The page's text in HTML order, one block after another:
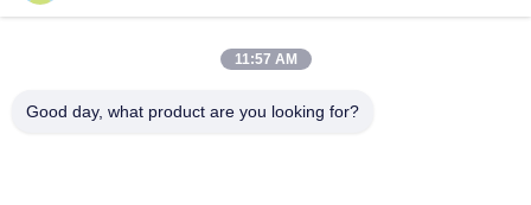
GUANGDONG SHANAN TECHNOLOGY
11:57 AM
Good day, what product are you looking for?